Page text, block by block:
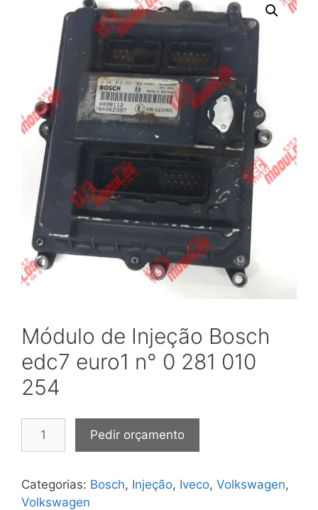
Módulo de Injeção Bosch
edc7 euro1 n° 0 281 010
254
Bosch
edc7
Pedir orçamento
Categorias: Bosch, Injeção, Iveco, Volkswagen,
Volkswagen